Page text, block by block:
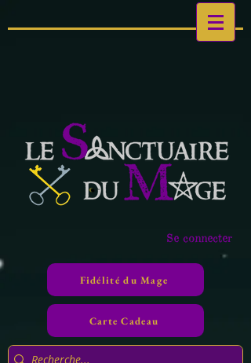
Se connecter
Fidélité du Mage
Carte Cadeau